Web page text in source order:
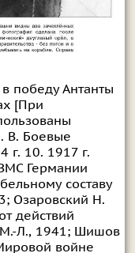
победу Антанты
[При
В. Боевые
г. 10. 1917 г.
Германии
составу
Озаровский Н.
действий
М.-Л., 1941; Шишов
войне